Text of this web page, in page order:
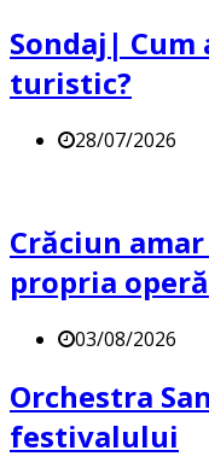
Sondaj|
turistic?
28/07/2026
Crăciun
propria operă
03/08/2026
Orchestra
festivalului